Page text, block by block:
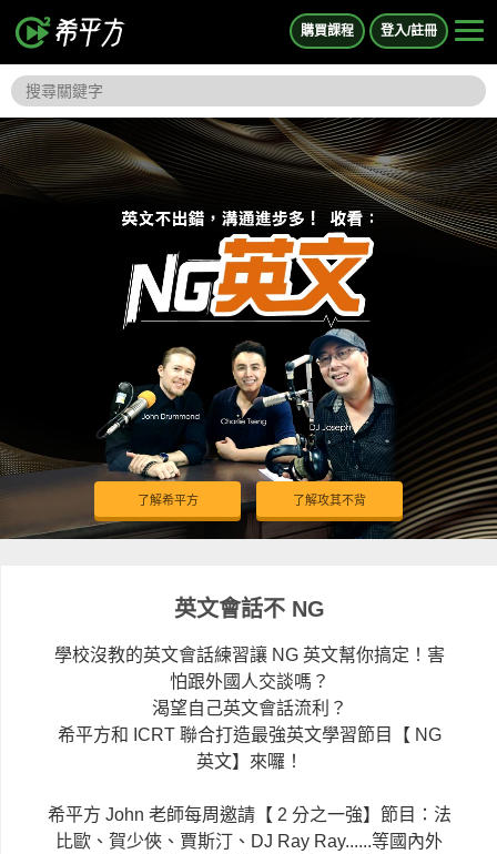
購買課程 登入/註冊
了解希平方 了解攻其不背
英文會話不 NG
學校沒教的英文會話練習讓 NG 英文幫你搞定！害
怕跟外國人交談嗎？
渴望自己英文會話流利？
希平方和 ICRT 聯合打造最強英文學習節目【 NG
英文】來囉！
希平方 John 老師每周邀請【 2 分之一強】節目：法
比歐、賀少俠、賈斯汀、DJ Ray Ray......等國內外